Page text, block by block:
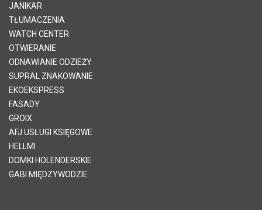
JANIKAR
TŁUMACZENIA
WATCH CENTER
OTWIERANIE
ODNAWIANIE ODZIEŻY
SUPRAL ZNAKOWANIE
EKOEKSPRESS
FASADY
GROIX
AFJ USŁUGI KSIĘGOWE
HELLMI
DOMKI HOLENDERSKIE
GABI MIĘDZYWODZIE